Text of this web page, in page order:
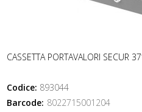
CASSETTA PORTAVALORI SECUR
Codice: 893044
Barcode: 8022715001204